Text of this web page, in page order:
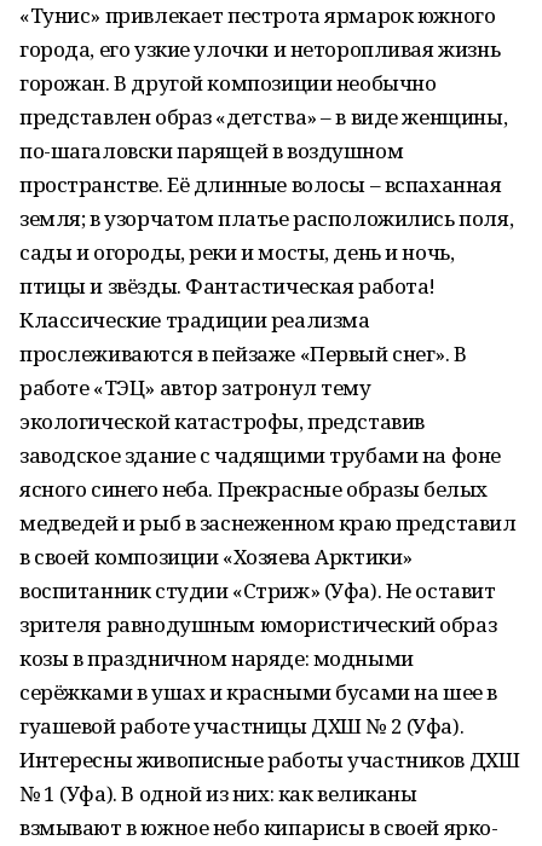
«Тунис» привлекает пестрота ярмарок южного
города, его узкие улочки и неторопливая жизнь
горожан. В другой композиции необычно
представлен образ «детства» – в виде женщины,
по-шагаловски парящей в воздушном
пространстве. Её длинные волосы – вспаханная
земля; в узорчатом платье расположились поля,
сады и огороды, реки и мосты, день и ночь,
птицы и звёзды. Фантастическая работа!
Классические традиции реализма
прослеживаются в пейзаже «Первый снег». В
работе «ТЭЦ» автор затронул тему
экологической катастрофы, представив
заводское здание с чадящими трубами на фоне
ясного синего неба. Прекрасные образы белых
медведей и рыб в заснеженном краю представил
в своей композиции «Хозяева Арктики»
воспитанник студии «Стриж» (Уфа). Не оставит
зрителя равнодушным юмористический образ
козы в праздничном наряде: модными
серёжками в ушах и красными бусами на шее в
гуашевой работе участницы ДХШ № 2 (Уфа).
Интересны живописные работы участников ДХШ
№ 1 (Уфа). В одной из них: как великаны
взмывают в южное небо кипарисы в своей ярко-